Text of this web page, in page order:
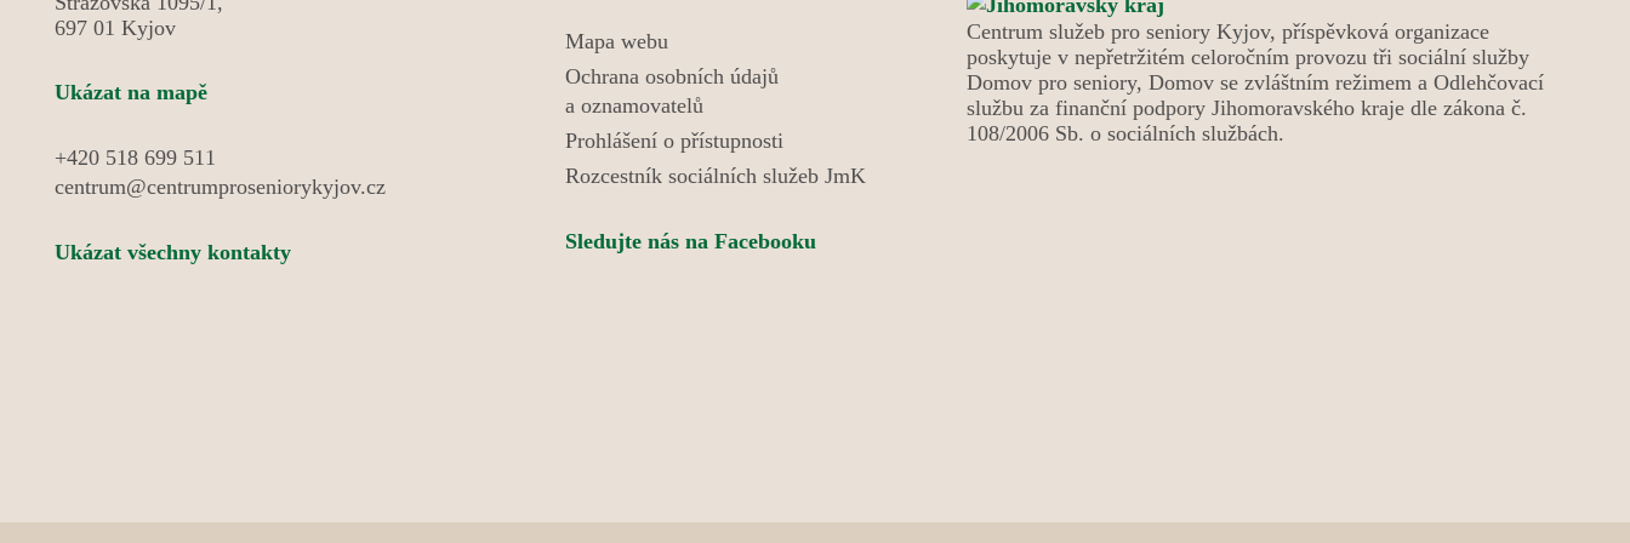
seniorky z Domanína, kteří pro naše uživatele
připravili výborné kynuté lívance. Celé odpoledne
se neslo v duchu radosti, povídání a společně
strávených chvil a díky p. Vávrovi i hudby. Setkání
bylo krásným příkladem mezigeneračního
propojení, které obohatilo všechny zúčastněné.
697 01 Kyjov
Ukázat na mapě
+420 518 699 511
centrum@centrumproseniorykyjov.cz
Ukázat všechny kontakty
Mapa webu
Ochrana osobních údajů
a oznamovatelů
Prohlášení o přístupnosti
Rozcestník sociálních služeb JmK
Sledujte nás na Facebooku
Centrum služeb pro seniory Kyjov, příspěvková organizace
poskytuje v nepřetržitém celoročním provozu tři sociální služby
Domov pro seniory, Domov se zvláštním režimem a Odlehčovací
službu za finanční podpory Jihomoravského kraje dle zákona č.
108/2006 Sb. o sociálních službách.